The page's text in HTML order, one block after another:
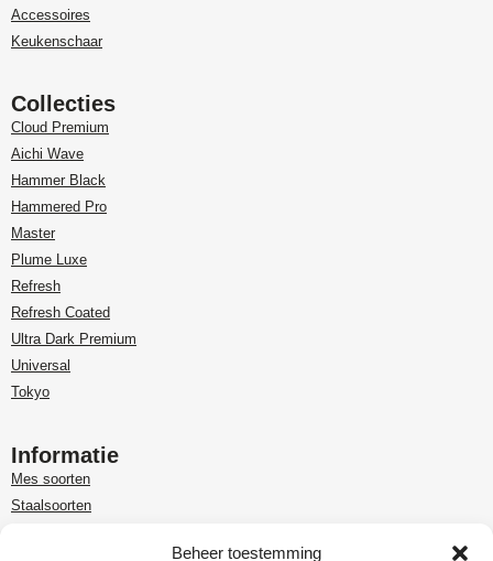
Beheer toestemming
Accessoires
Keukenschaar
Collecties
Cloud Premium
Aichi Wave
Hammer Black
Hammered Pro
Master
Plume Luxe
Refresh
Refresh Coated
Ultra Dark Premium
Universal
Tokyo
Informatie
Mes soorten
Staalsoorten